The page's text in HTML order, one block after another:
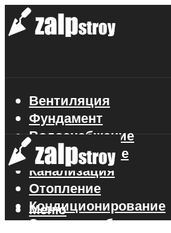
Вентиляция
Фундамент
Водоснабжение
Газоснабжение
Канализация
Отопление
Кондиционирование
Электроснабжение
Меню